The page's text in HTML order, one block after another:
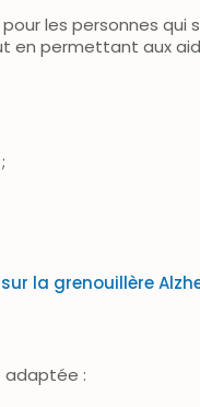
les personnes qui
en permettant aux
sur la grenouillère
adaptée :